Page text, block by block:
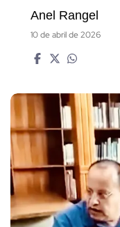
Anel Rangel
10 de abril de 2026